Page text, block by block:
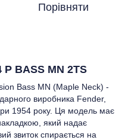
Порівняти
P BASS MN 2TS
Bass MN (Maple Neck) -
виробника Fender,
1954 року. Ця модель має
який надає
звиток спирається на